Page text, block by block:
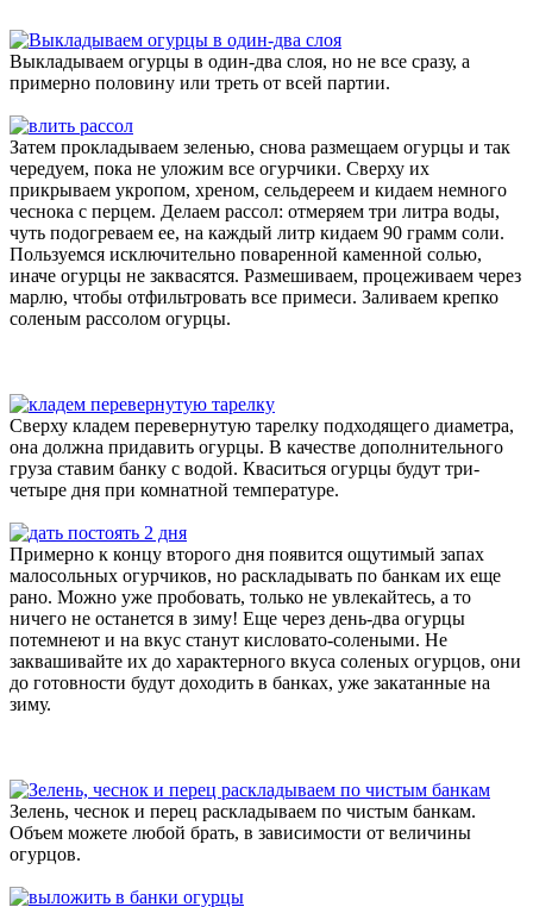
Выкладываем огурцы в один-два слоя, но не все сразу, а
примерно половину или треть от всей партии.
Затем прокладываем зеленью, снова размещаем огурцы и так
чередуем, пока не уложим все огурчики. Сверху их
прикрываем укропом, хреном, сельдереем и кидаем немного
чеснока с перцем. Делаем рассол: отмеряем три литра воды,
чуть подогреваем ее, на каждый литр кидаем 90 грамм соли.
Пользуемся исключительно поваренной каменной солью,
иначе огурцы не заквасятся. Размешиваем, процеживаем через
марлю, чтобы отфильтровать все примеси. Заливаем крепко
соленым рассолом огурцы.
Сверху кладем перевернутую тарелку подходящего диаметра,
она должна придавить огурцы. В качестве дополнительного
груза ставим банку с водой. Кваситься огурцы будут три-
четыре дня при комнатной температуре.
Примерно к концу второго дня появится ощутимый запах
малосольных огурчиков, но раскладывать по банкам их еще
рано. Можно уже пробовать, только не увлекайтесь, а то
ничего не останется в зиму! Еще через день-два огурцы
потемнеют и на вкус станут кисловато-солеными. Не
заквашивайте их до характерного вкуса соленых огурцов, они
до готовности будут доходить в банках, уже закатанные на
зиму.
Зелень, чеснок и перец раскладываем по чистым банкам.
Объем можете любой брать, в зависимости от величины
огурцов.